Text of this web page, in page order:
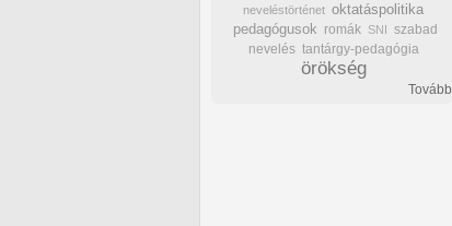
neveléstörténet oktatáspolitika
pedagógusok romák SNI szabad
nevelés tantárgy-pedagógia
örökség
Tovább